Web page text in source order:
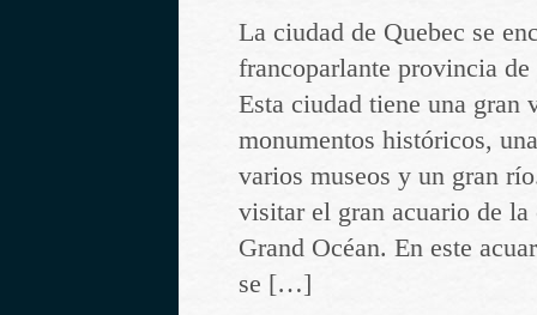
La ciudad de Quebec se
francoparlante provincia de
Esta ciudad tiene una gran
monumentos históricos,
varios museos y un gran
visitar el gran acuario de
Grand Océan. En este
se […]